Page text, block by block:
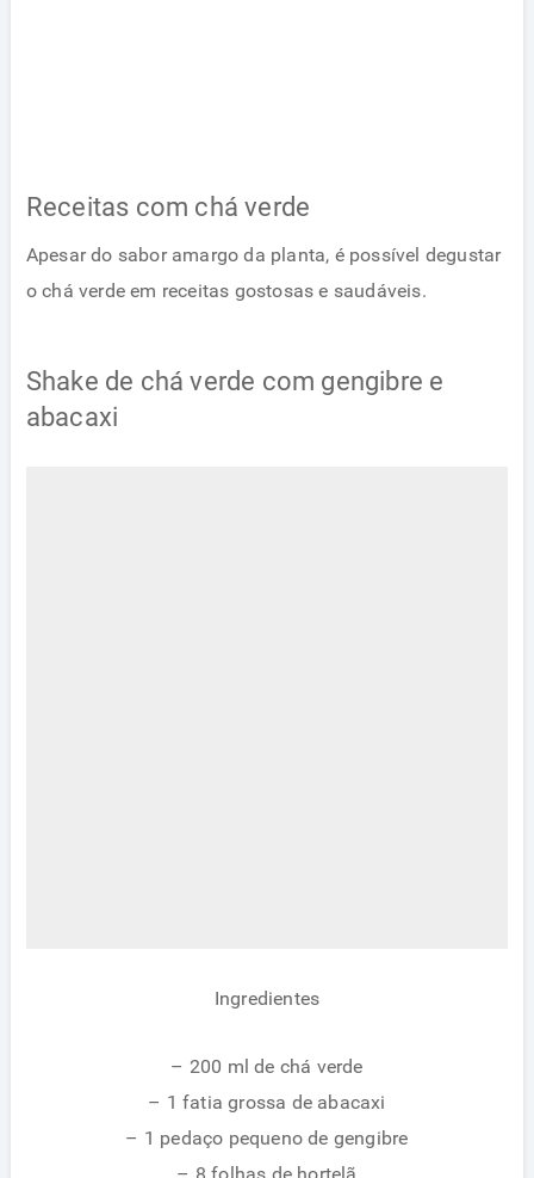
Receitas com chá verde
Apesar do sabor amargo da planta, é possível degustar
o chá verde em receitas gostosas e saudáveis.
Shake de chá verde com gengibre e
abacaxi
Ingredientes
– 200 ml de chá verde
– 1 fatia grossa de abacaxi
– 1 pedaço pequeno de gengibre
– 8 folhas de hortelã